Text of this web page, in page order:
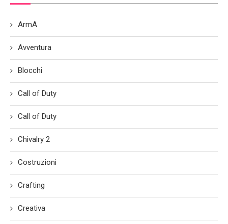
ArmA
Avventura
Blocchi
Call of Duty
Call of Duty
Chivalry 2
Costruzioni
Crafting
Creativa